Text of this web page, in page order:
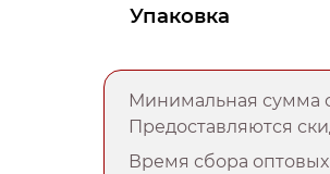
Упаковка
Минимальная сумма
Предоставляются
Время сбора